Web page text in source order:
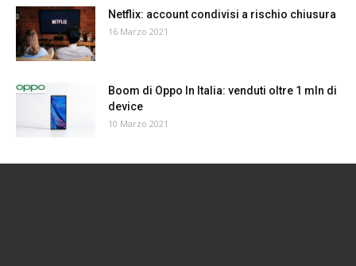
Netflix: account condivisi a rischio chiusura
16 Marzo 2021
Boom di Oppo In Italia: venduti oltre 1 mln di
device
10 Marzo 2021